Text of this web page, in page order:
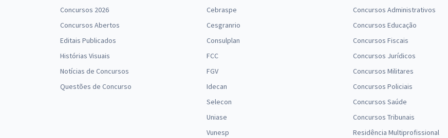
Concursos 2026
Concursos Abertos
Editais Publicados
Histórias Visuais
Notícias de Concursos
Questões de Concurso
Cebraspe
Cesgranrio
Consulplan
FCC
FGV
Idecan
Selecon
Uniase
Vunesp
Concursos Administrativos
Concursos Educação
Concursos Fiscais
Concursos Jurídicos
Concursos Militares
Concursos Policiais
Concursos Saúde
Concursos Tribunais
Residência Multiprofissional